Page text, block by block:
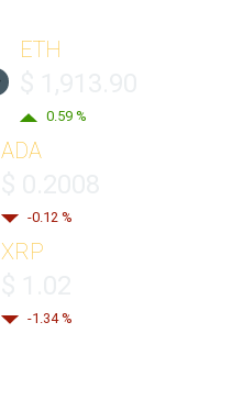
ETH
0.59 %
ADA
-0.12 %
XRP
-1.34 %